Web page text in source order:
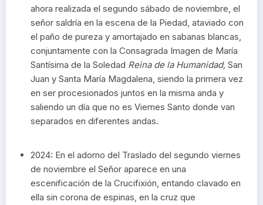
ahora realizada el segundo sábado de noviembre, el
señor saldría en la escena de la Piedad, ataviado con
el paño de pureza y amortajado en sabanas blancas,
conjuntamente con la Consagrada Imagen de María
Santísima de la Soledad Reina de la Humanidad, San
Juan y Santa María Magdalena, siendo la primera vez
en ser procesionados juntos en la misma anda y
saliendo un día que no es Viernes Santo donde van
separados en diferentes andas.
2024: En el adorno del Traslado del segundo viernes
de noviembre el Señor aparece en una
escenificación de la Crucifixión, entando clavado en
ella sin corona de espinas, en la cruz que